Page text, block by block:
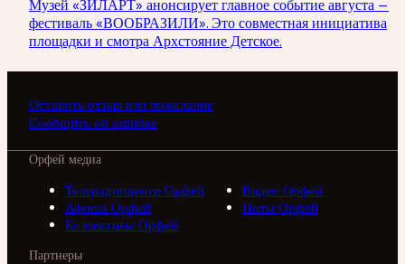
Музей «ЗИЛАРТ» анонсирует главное событие августа —
фестиваль «ВООБРАЗИЛИ». Это совместная инициатива
площадки и смотра Архстояние Детское.
Оставить отзыв или пожелание
Сообщить об ошибке
Орфей медиа
Телерадиоцентр Орфей
Видео Орфей
Афиша Орфей
Ноты Орфей
Коллективы Орфей
Партнеры